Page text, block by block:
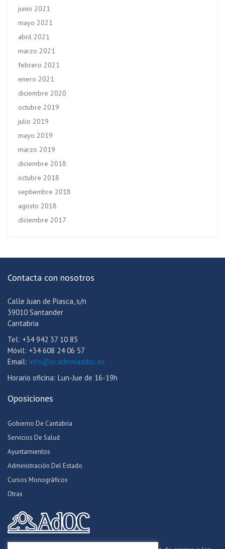
junio 2021
mayo 2021
abril 2021
marzo 2021
febrero 2021
enero 2021
diciembre 2020
octubre 2019
julio 2019
mayo 2019
marzo 2019
diciembre 2018
octubre 2018
septiembre 2018
agosto 2018
diciembre 2017
Contacta con nosotros
Calle Juan de Piasca, s/n
39010 Santander
Cantabria
Tel: +34 942 37 10 85
Móvil: +34 608 24 06 57
Email: info@academiaadoc.es
Horario oficina: Lun-Jue de 16-19h
Oposiciones
Gobierno De Cantabria
Servicios De Salud
Ayuntamientos
Administración Del Estado
Cursos Monográficos
Otras